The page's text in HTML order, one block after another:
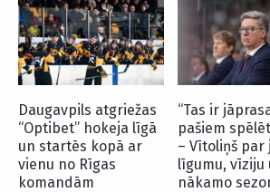
Daugavpils atgriežas
“Optibet” hokeja līgā
un startēs kopā ar
vienu no Rīgas
komandām
“Tas ir
pašiem
– Vītoliņš par
līgumu, vīziju
nākamo